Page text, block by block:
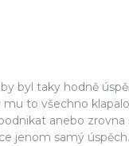
byl taky hodně
to všechno
anebo zrovna
jenom samý úspěch.